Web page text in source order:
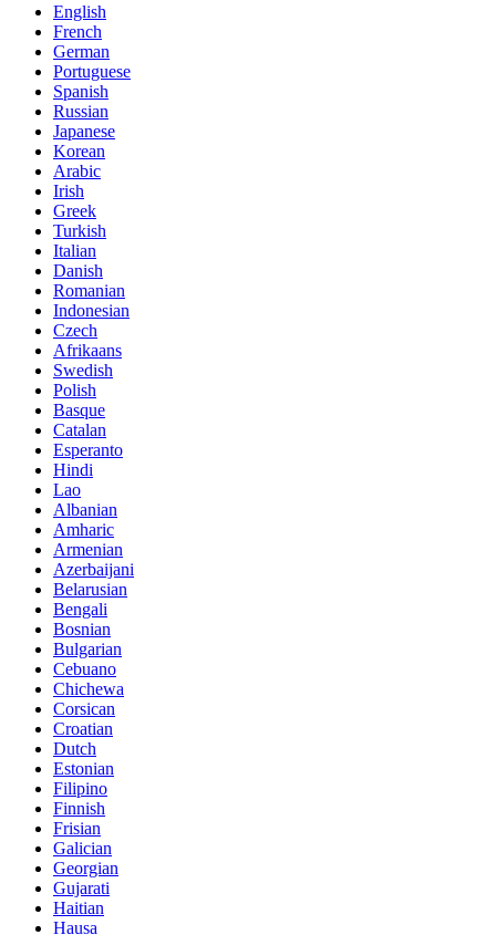
English
French
German
Portuguese
Spanish
Russian
Japanese
Korean
Arabic
Irish
Greek
Turkish
Italian
Danish
Romanian
Indonesian
Czech
Afrikaans
Swedish
Polish
Basque
Catalan
Esperanto
Hindi
Lao
Albanian
Amharic
Armenian
Azerbaijani
Belarusian
Bengali
Bosnian
Bulgarian
Cebuano
Chichewa
Corsican
Croatian
Dutch
Estonian
Filipino
Finnish
Frisian
Galician
Georgian
Gujarati
Haitian
Hausa